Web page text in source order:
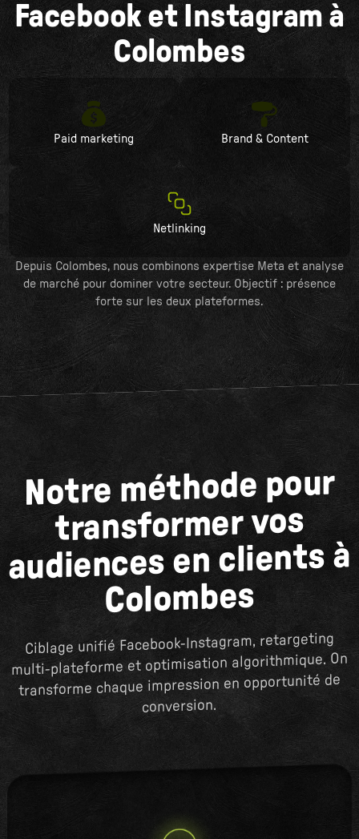
Facebook et Instagram à
Colombes
Paid marketing Brand & Content
Netlinking
Depuis Colombes, nous combinons expertise Meta et analyse
de marché pour dominer votre secteur. Objectif : présence
forte sur les deux plateformes.
Notre méthode pour
transformer vos
audiences en clients à
Colombes
Ciblage unifié Facebook-Instagram, retargeting
multi-plateforme et optimisation algorithmique. On
transforme chaque impression en opportunité de
conversion.